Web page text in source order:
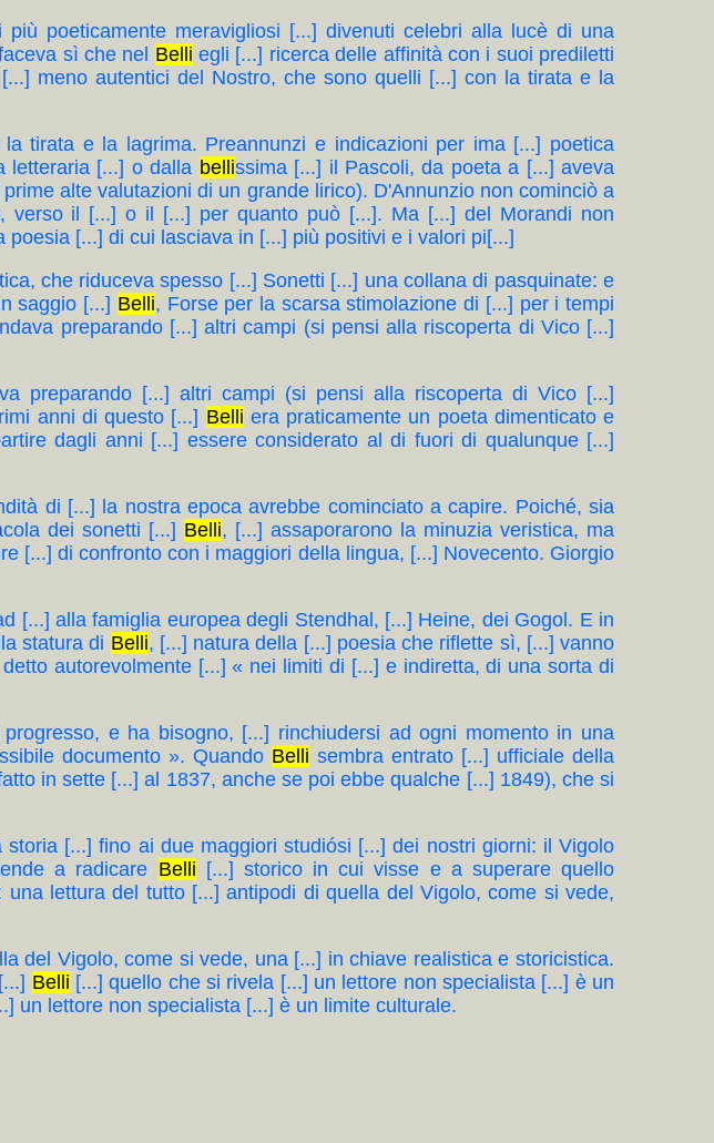
poeticamente meravigliosi [...] divenuti celebri alla lucè di una
sì che nel Belli egli [...] ricerca delle affinità con i suoi prediletti
meno autentici del Nostro, che sono quelli [...] con la tirata e la
tirata e la lagrima. Preannunzi e indicazioni per ima [...] poetica
letteraria [...] o dalla bellissima [...] il Pascoli, da poeta a [...] aveva
alte valutazioni di un grande lirico). D'Annunzio non cominciò a
verso il [...] o il [...] per quanto può [...]. Ma [...] del Morandi non
[...] di cui lasciava in [...] più positivi e i valori pi[...]
che riduceva spesso [...] Sonetti [...] una collana di pasquinate: e
saggio [...] Belli, Forse per la scarsa stimolazione di [...] per i tempi
preparando [...] altri campi (si pensi alla riscoperta di Vico [...]
preparando [...] altri campi (si pensi alla riscoperta di Vico [...]
anni di questo [...] Belli era praticamente un poeta dimenticato e
dagli anni [...] essere considerato al di fuori di qualunque [...]
di [...] la nostra epoca avrebbe cominciato a capire. Poiché, sia
dei sonetti [...] Belli, [...] assaporarono la minuzia veristica, ma
[...] di confronto con i maggiori della lingua, [...] Novecento. Giorgio
[...] alla famiglia europea degli Stendhal, [...] Heine, dei Gogol. E in
statura di Belli, [...] natura della [...] poesia che riflette sì, [...] vanno
autorevolmente [...] « nei limiti di [...] e indiretta, di una sorta di
e ha bisogno, [...] rinchiudersi ad ogni momento in una
documento ». Quando Belli sembra entrato [...] ufficiale della
in sette [...] al 1837, anche se poi ebbe qualche [...] 1849), che si
[...] fino ai due maggiori studiósi [...] dei nostri giorni: il Vigolo
a radicare Belli [...] storico in cui visse e a superare quello
lettura del tutto [...] antipodi di quella del Vigolo, come si vede,
del Vigolo, come si vede, una [...] in chiave realistica e storicistica.
Belli [...] quello che si rivela [...] un lettore non specialista [...] è un
un lettore non specialista [...] è un limite culturale.